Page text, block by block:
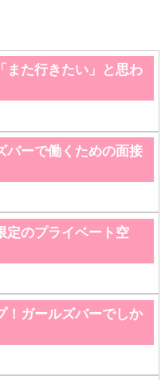
また行きたい」と思わ
バーで働くための面接
定のプライベート空
！ガールズバーでしか